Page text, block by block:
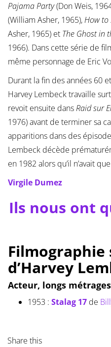
Pajama Party(Don Weis,
(William Asher, 1965),How to
Asher, 1965) et The Ghost in
1966). Dans cette série de
même personnage de Eric
Durant la fin des années 60
Harvey Lembeck travaille
revoit ensuite dansRaid sur
1976) avant de terminer sa
apparitions dans des
Lembeck décède
en 1982 alors qu’il n’avait
Virgile Dumez
Ils nous ont
Filmographie
d’Harvey
Acteur, longs métrages
1953 : Stalag 17de
Share this